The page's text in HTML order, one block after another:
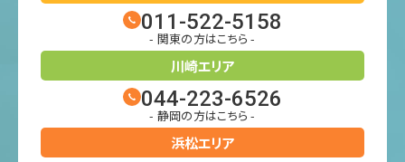
011-522-5158
- 関東の方はこちら -
川崎エリア
044-223-6526
- 静岡の方はこちら -
浜松エリア